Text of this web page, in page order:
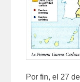
Por fin, el 27